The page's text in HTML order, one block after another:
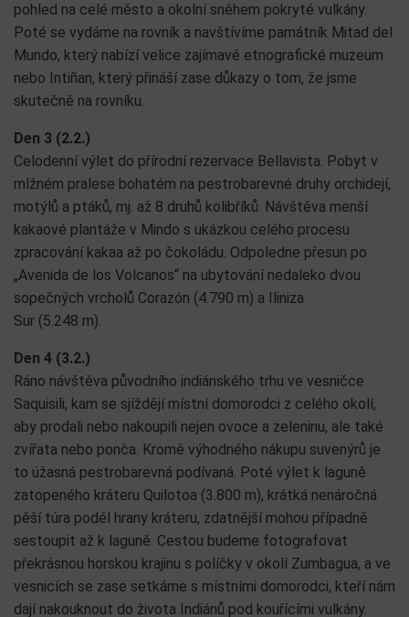
pohled na celé město a okolní sněhem pokryté vulkány.
Poté se vydáme na rovník a navštívíme památník Mitad del
Mundo, který nabízí velice zajímavé etnografické muzeum
nebo Intiñan, který přináší zase důkazy o tom, že jsme
skutečně na rovníku.
Den 3 (2.2.)
Celodenní výlet do přírodní rezervace Bellavista. Pobyt v
mlžném pralese bohatém na pestrobarevné druhy orchidejí,
motýlů a ptáků, mj. až 8 druhů kolibříků. Návštěva menší
kakaové plantáže v Mindo s ukázkou celého procesu
zpracování kakaa až po čokoládu. Odpoledne přesun po
„Avenida de los Volcanos“ na ubytování nedaleko dvou
sopečných vrcholů Corazón (4.790 m) a Iliniza
Sur (5.248 m).
Den 4 (3.2.)
Ráno návštěva původního indiánského trhu ve vesničce
Saquisili, kam se sjíždějí místní domorodci z celého okolí,
aby prodali nebo nakoupili nejen ovoce a zeleninu, ale také
zvířata nebo ponča. Kromě výhodného nákupu suvenýrů je
to úžasná pestrobarevná podívaná. Poté výlet k laguně
zatopeného kráteru Quilotoa (3.800 m), krátká nenáročná
pěší túra podél hrany kráteru, zdatnější mohou případně
sestoupit až k laguně. Cestou budeme fotografovat
překrásnou horskou krajinu s políčky v okolí Zumbagua, a ve
vesnicích se zase setkáme s místními domorodci, kteří nám
dají nakouknout do života Indiánů pod kouřícími vulkány.